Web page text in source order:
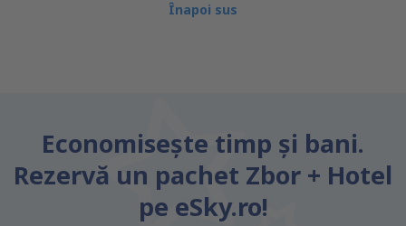
Înapoi sus
Economiseşte timp și bani.
Rezervă un pachet Zbor + Hotel
pe eSky.ro!